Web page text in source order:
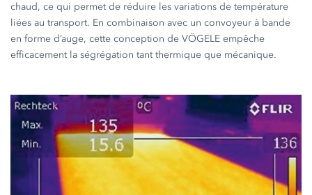
chaud, ce qui permet de réduire les variations de température
liées au transport. En combinaison avec un convoyeur à bande
en forme d’auge, cette conception de VÖGELE empêche
efficacement la ségrégation tant thermique que mécanique.